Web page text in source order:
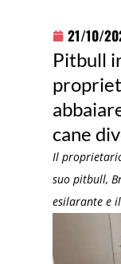
21/10/
Pitbull
cane
Il
suo pitbull,
esilarante e